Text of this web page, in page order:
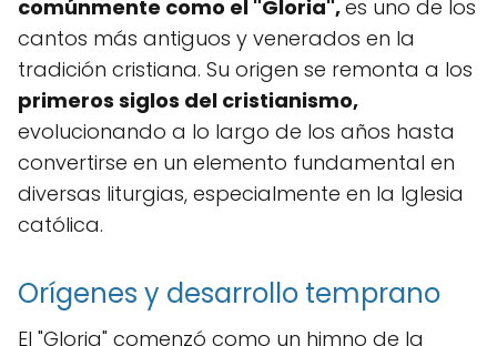
comúnmente como el "Gloria",es uno de los
cantos más antiguos y venerados en la
tradición cristiana. Su origen se remonta a los
primeros siglos del cristianismo,
evolucionando a lo largo de los años hasta
convertirse en un elemento fundamental en
diversas liturgias, especialmente en la Iglesia
católica.
Orígenes y desarrollo temprano
El "Gloria" comenzó como un himno de la